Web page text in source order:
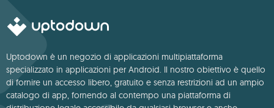
Uptodown è un negozio di applicazioni multipiattaforma
specializzato in applicazioni per Android. Il nostro obiettivo è quello
di fornire un accesso libero, gratuito e senza restrizioni ad un ampio
catalogo di app, fornendo al contempo una piattaforma di